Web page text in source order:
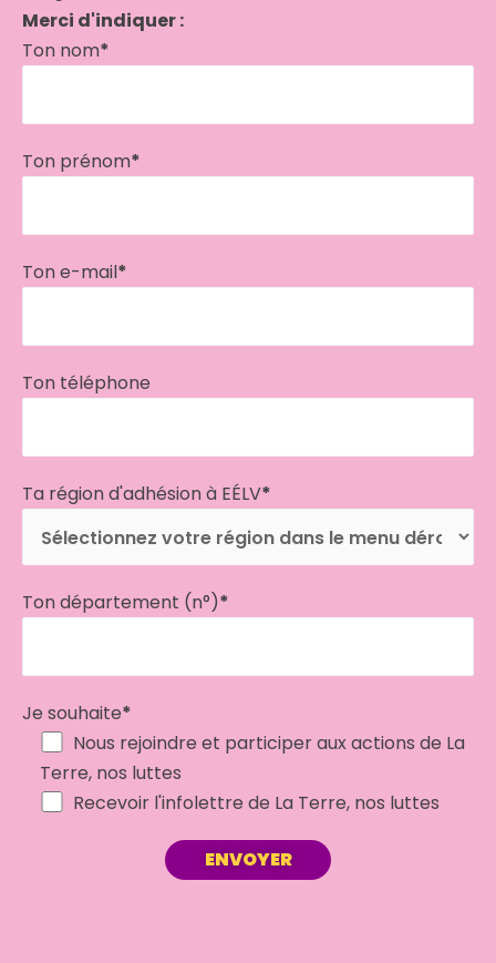
Merci d'indiquer :
Ton nom*
Ton prénom*
Ton e-mail*
Ton téléphone
Ta région d'adhésion à EÉLV*
Ton département (n°)*
Je souhaite*
Nous rejoindre et participer aux actions de La
Terre, nos luttes
Recevoir l'infolettre de La Terre, nos luttes